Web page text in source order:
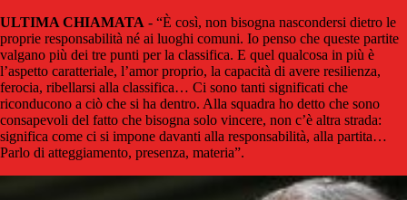
ULTIMA CHIAMATA - “È così, non bisogna nascondersi dietro le
proprie responsabilità né ai luoghi comuni. Io penso che queste partite
valgano più dei tre punti per la classifica. E quel qualcosa in più è
l’aspetto caratteriale, l’amor proprio, la capacità di avere resilienza,
ferocia, ribellarsi alla classifica… Ci sono tanti significati che
riconducono a ciò che si ha dentro. Alla squadra ho detto che sono
consapevoli del fatto che bisogna solo vincere, non c’è altra strada:
significa come ci si impone davanti alla responsabilità, alla partita…
Parlo di atteggiamento, presenza, materia”.